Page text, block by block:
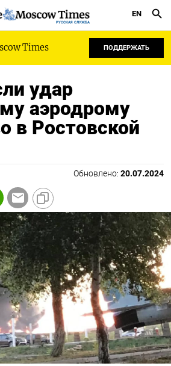
РУССКАЯ СЛУЖБА
EN
Times ПОДДЕРЖАТЬ
удар
аэродрому
в Ростовской
Обновлено: 20.07.2024